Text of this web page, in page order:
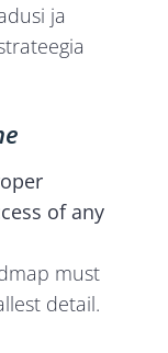
ja
of any
must
detail.